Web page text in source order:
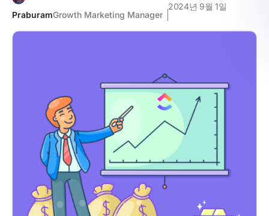
PraburamGrowth Marketing Manager
2024년 9월 1일